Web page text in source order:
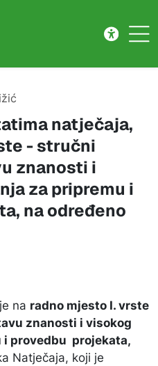
natječaja,
- stručni
znanosti i
za pripremu i
na određeno
na radno mjesto I. vrste
znanosti i visokog
i provedbu projekata,
Natječaja, koji je